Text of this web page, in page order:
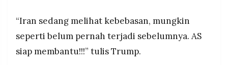
“Iran sedang melihat kebebasan, mungkin
seperti belum pernah terjadi sebelumnya. AS
siap membantu!!!” tulis Trump.